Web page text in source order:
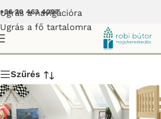
Ugrás a navigációra
Ugrás a fő tartalomra
+36 20 463 4097
BMS BOGDMAR
Szűrés